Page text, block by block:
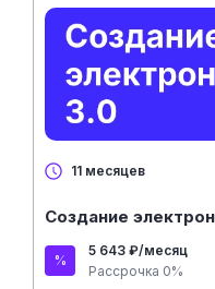
11 месяцев
Создание
5 643 ₽/месяц
Рассрочка 0%